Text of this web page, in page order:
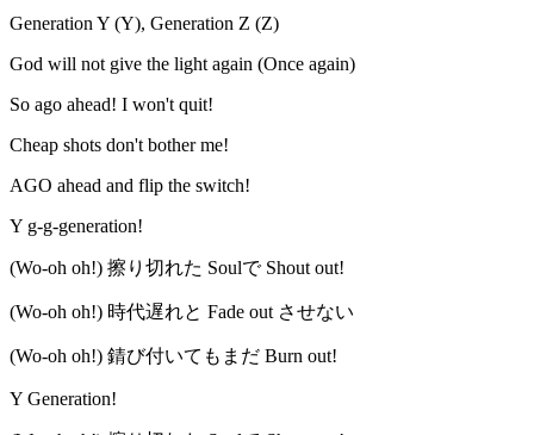
Generation Y (Y), Generation Z (Z)
God will not give the light again (Once again)
So ago ahead! I won't quit!
Cheap shots don't bother me!
AGO ahead and flip the switch!
Y g-g-generation!
(Wo-oh oh!) 擦り切れた Soulで Shout out!
(Wo-oh oh!) 時代遅れと Fade out させない
(Wo-oh oh!) 錆び付いてもまだ Burn out!
Y Generation!